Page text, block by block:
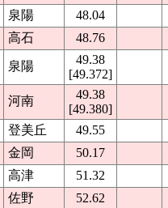
泉陽 48.04
高石 48.76
泉陽
49.38
[49.372]
河南
49.38
[49.380]
登美丘 49.55
金岡 50.17
高津 51.32
佐野 52.62